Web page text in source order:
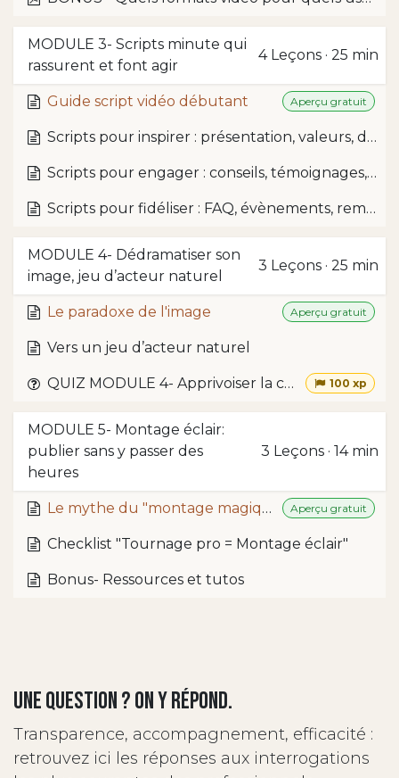
MODULE 3- Scripts minute qui
rassurent et font agir
4 Leçons · 25 min
Guide script vidéo débutant Aperçu gratuit
Scripts pour inspirer : présentation, valeurs, démonstration
Scripts pour engager : conseils, témoignages, objections
Scripts pour fidéliser : FAQ, évènements, remerciements
MODULE 4- Dédramatiser son
image, jeu d’acteur naturel
3 Leçons · 25 min
Le paradoxe de l'image Aperçu gratuit
Vers un jeu d’acteur naturel
QUIZ MODULE 4- Apprivoiser la caméra 100 xp
MODULE 5- Montage éclair:
publier sans y passer des
heures
3 Leçons · 14 min
Le mythe du "montage magique" Aperçu gratuit
Checklist "Tournage pro = Montage éclair"
Bonus- Ressources et tutos
Une question ? On y répond.
Transparence, accompagnement, efficacité :
retrouvez ici les réponses aux interrogations